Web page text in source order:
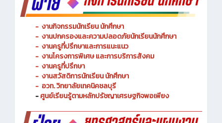
- งานกิจกรรมนักเรียน นักศึกษา
- งานปกครองและความปลอดภัยนักเรียนนักศึกษา
- งานครูที่ปรึกษาและการแนะแนว
- งานโครงการพิเศษ และการบริการ
- งานครูที่ปรึกษา
- งานสวัสดิการนักเรียน นักศึกษา
-อวท. วิทยาลัยเทคนิคชลบุรี
-ศูนย์เรียนรู้ตามหลักปรัชญาเศรษฐกิจพอเพียง